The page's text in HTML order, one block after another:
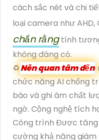
cách sắc nét và chi
loại camera như AHD,
chắn rằngtính
không đáng có.
♻Nên quan tâm đến
chức năng AI chống
báo và ghi âm chất
ngờ. Cộng nghệ tích
Công trình Được
cường khả năng giám